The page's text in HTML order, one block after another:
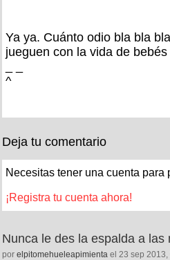
Ya ya. Cuánto odio bla bla
jueguen con la vida de bebés
^
Deja tu comentario
Necesitas tener una cuenta para
¡Registra tu cuenta ahora!
Nunca le des la espalda a las
por elpitomehueleapimienta el 23 sep 2013,